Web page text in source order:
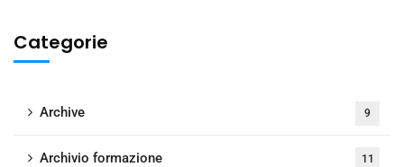
Categorie
Archive 9
Archivio formazione 11